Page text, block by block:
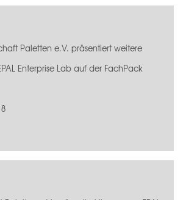
Paletten e.V. präsentiert weitere
Enterprise Lab auf der FachPack